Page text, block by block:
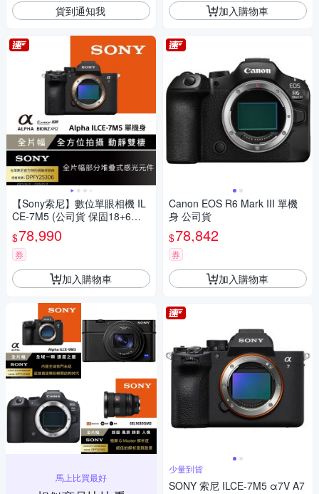
貨到通知我
【Sony索尼】數位單眼相機 IL
CE-7M5 (公司貨 保固18+6個
月)
$78,990
券
加入購物車
馬上比買最好
加入購物車
Canon EOS R6 Mark III 單機
身 公司貨
$78,842
券
加入購物車
少量到貨
SONY 索尼 ILCE-7M5 α7V A7